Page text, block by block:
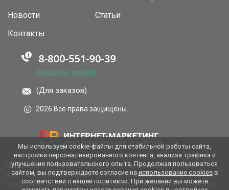
Новости
Статьи
Контакты
Заказать звонок
(Для заказов)
2026 Все права защищены.
Мы используем файлыcookies для повышения удобства
использования сайта, настройки рекламы и анализа трафика.
Продолжая посещать наш сайт, вы подтверждаете согласие с
Мы используем cookie-файлы для стабильной работы сайта,
настройки персонализированного контента, анализа трафика и
улучшения пользовательского опыта. Продолжая пользоваться
сайтом, вы подтверждаете согласие на использование cookiesв
соответствии с нашей политикой. При желании вы можете